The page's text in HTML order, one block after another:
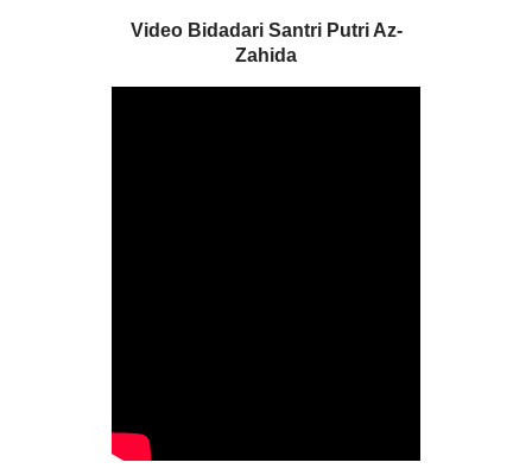
Video Bidadari Santri Putri Az-
Zahida